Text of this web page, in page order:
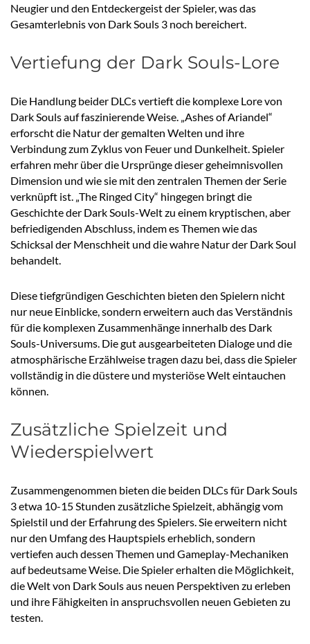
Neugier und den Entdeckergeist der Spieler, was das
Gesamterlebnis von Dark Souls 3 noch bereichert.
Vertiefung der Dark Souls-Lore
Die Handlung beider DLCs vertieft die komplexe Lore von
Dark Souls auf faszinierende Weise. „Ashes of Ariandel“
erforscht die Natur der gemalten Welten und ihre
Verbindung zum Zyklus von Feuer und Dunkelheit. Spieler
erfahren mehr über die Ursprünge dieser geheimnisvollen
Dimension und wie sie mit den zentralen Themen der Serie
verknüpft ist. „The Ringed City“ hingegen bringt die
Geschichte der Dark Souls-Welt zu einem kryptischen, aber
befriedigenden Abschluss, indem es Themen wie das
Schicksal der Menschheit und die wahre Natur der Dark Soul
behandelt.
Diese tiefgründigen Geschichten bieten den Spielern nicht
nur neue Einblicke, sondern erweitern auch das Verständnis
für die komplexen Zusammenhänge innerhalb des Dark
Souls-Universums. Die gut ausgearbeiteten Dialoge und die
atmosphärische Erzählweise tragen dazu bei, dass die Spieler
vollständig in die düstere und mysteriöse Welt eintauchen
können.
Zusätzliche Spielzeit und
Wiederspielwert
Zusammengenommen bieten die beiden DLCs für Dark Souls
3 etwa 10-15 Stunden zusätzliche Spielzeit, abhängig vom
Spielstil und der Erfahrung des Spielers. Sie erweitern nicht
nur den Umfang des Hauptspiels erheblich, sondern
vertiefen auch dessen Themen und Gameplay-Mechaniken
auf bedeutsame Weise. Die Spieler erhalten die Möglichkeit,
die Welt von Dark Souls aus neuen Perspektiven zu erleben
und ihre Fähigkeiten in anspruchsvollen neuen Gebieten zu
testen.